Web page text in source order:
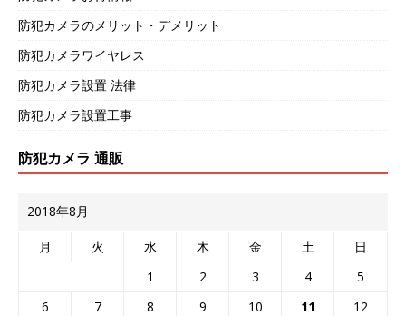
防犯カメラのメリット・デメリット
防犯カメラワイヤレス
防犯カメラ設置 法律
防犯カメラ設置工事
防犯カメラ 通販
2018年8月
月 火 水 木 金 土
日
1
2 3 4
5
6
7 8 9 10 11
12